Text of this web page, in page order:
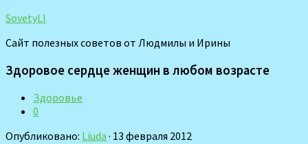
SovetyLI
Сайт полезных советов от Людмилы и Ирины
Здоровое сердце женщин в любом возрасте
Здоровье
0
Опубликовано: Liuda · 13 февраля 2012